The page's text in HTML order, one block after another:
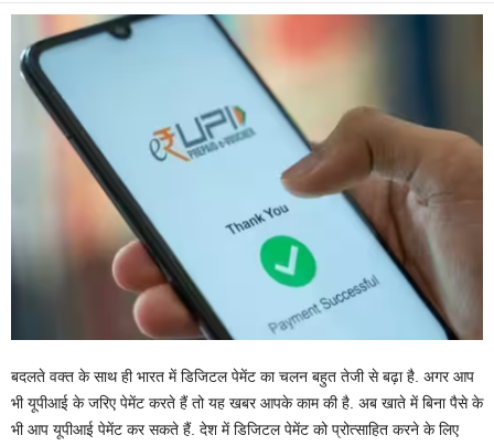
बदलते वक्त के साथ ही भारत में डिजिटल पेमेंट का चलन बहुत तेजी से बढ़ा है. अगर आप
भी यूपीआई के जरिए पेमेंट करते हैं तो यह खबर आपके काम की है. अब खाते में बिना पैसे के
भी आप यूपीआई पेमेंट कर सकते हैं. देश में डिजिटल पेमेंट को प्रोत्साहित करने के लिए